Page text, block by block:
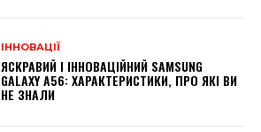
ІННОВАЦІЇ
ЯСКРАВИЙ І ІННОВАЦІЙНИЙ SAMSUNG
GALAXY A56: ХАРАКТЕРИСТИКИ, ПРО ЯКІ ВИ
НЕ ЗНАЛИ